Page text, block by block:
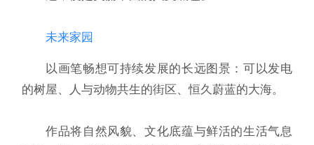
未来家园
以画笔畅想可持续发展的长远图景：可以发电
的树屋、人与动物共生的街区、恒久蔚蓝的大海。
作品将自然风貌、文化底蕴与鲜活的生活气息